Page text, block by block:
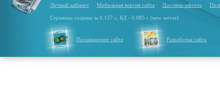
Личный кабинет Мобильная версия сайта Договор-оферта
Страница создана за 0.157 с, БД - 0.085 с (new server)
Продвижение сайта Разработка сайта